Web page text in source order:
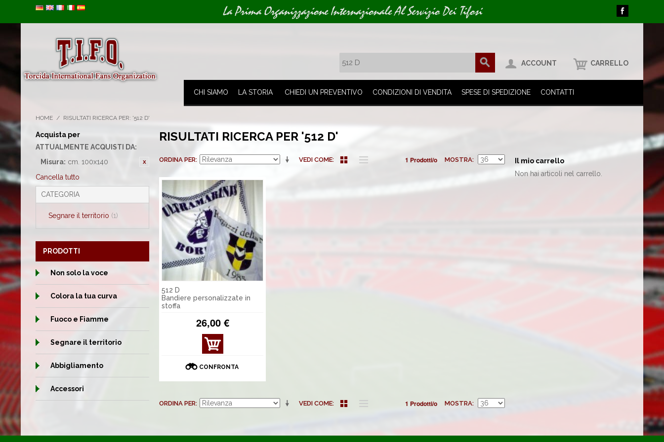
La Prima Organizzazione Internazionale Al Servizio Dei Tifosi
ACCOUNT CARRELLO
CHI SIAMO LA STORIA CHIEDI UN PREVENTIVO CONDIZIONI DI VENDITA SPESE DI SPEDIZIONE CONTATTI
HOME / RISULTATI RICERCA PER: '512 D'
Acquista per
ATTUALMENTE ACQUISTI DA:
Misura: cm. 100x140
Cancella tutto
CATEGORIA
Segnare il territorio (1)
RISULTATI RICERCA PER '512 D'
VEDI COME
ORDINA PER 1 Prodotti/o MOSTRA
512 D
Bandiere personalizzate in
stoffa
26,00 €
MOS
TRA
TAGL
I
CONFRONTA
VEDI COME
ORDINA PER 1 Prodotti/o MOSTRA
PRODOTTI
Non solo la voce
Colora la tua curva
Fuoco e Fiamme
Segnare il territorio
Abbigliamento
Accessori
Il mio carrello
Non hai articoli nel carrello.